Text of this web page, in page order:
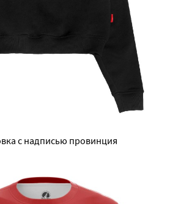
с надписью провинция